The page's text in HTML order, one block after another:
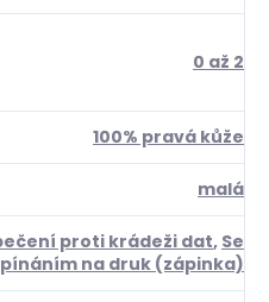
0 až 2
100% pravá kůže
malá
proti krádeži dat, Se
na druk (zápinka)